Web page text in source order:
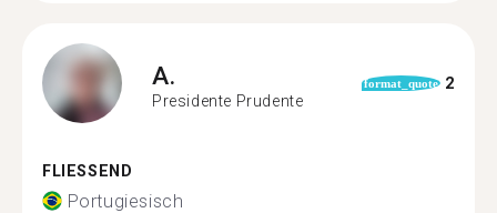
A.
Presidente Prudente
format_quote 2
FLIESSEND
Portugiesisch